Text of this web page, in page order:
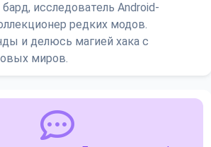
исследователь Android-
редких модов.
и делюсь магией хака с
миров.